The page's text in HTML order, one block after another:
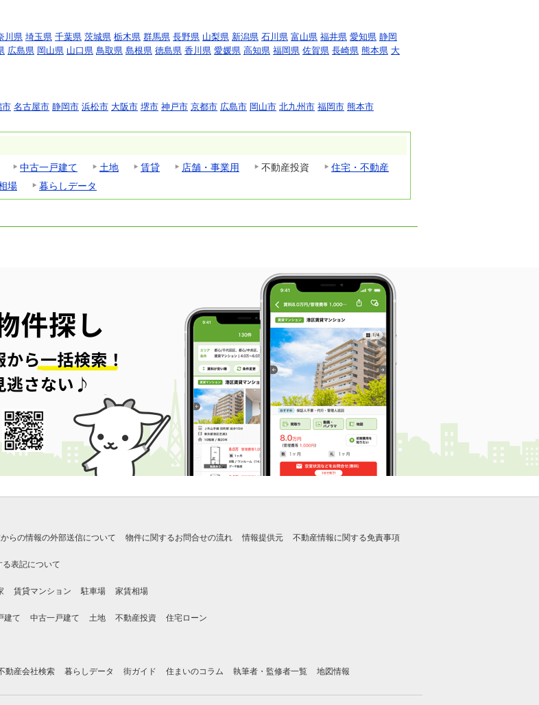
川県 埼玉県 千葉県 茨城県 栃木県 群馬県 長野県 山梨県 新潟県 石川県 富山県 福井県 愛知県 静岡
広島県 岡山県 山口県 鳥取県 島根県 徳島県 香川県 愛媛県 高知県 福岡県 佐賀県 長崎県 熊本県 大
市 名古屋市 静岡市 浜松市 大阪市 堺市 神戸市 京都市 広島市 岡山市 北九州市 福岡市 熊本市
中古一戸建て 土地 賃貸 店舗・事業用 不動産投資
住宅・不動産
場 暮らしデータ
らの情報の外部送信について 物件に関するお問合せの流れ 情報提供元 不動産情報に関する免責事項
表記について
賃貸マンション 駐車場 家賃相場
建て 中古一戸建て 土地 不動産投資 住宅ローン
動産会社検索 暮らしデータ 街ガイド 住まいのコラム 執筆者・監修者一覧 地図情報